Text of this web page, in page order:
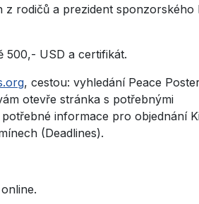
z rodičů a prezident sponzorského
500,- USD a certifikát.
, cestou: vyhledání Peace
otevře stránka s potřebnými
informace pro objednání
(Deadlines).